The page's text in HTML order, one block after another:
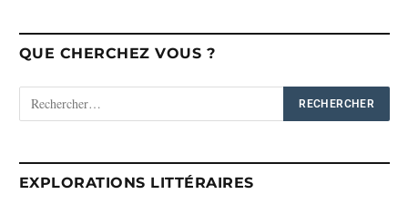
QUE CHERCHEZ VOUS ?
EXPLORATIONS LITTÉRAIRES